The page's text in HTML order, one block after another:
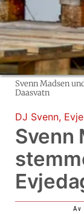
Svenn Madsen
Daasvatn
DJ Svenn,
Svenn
Av